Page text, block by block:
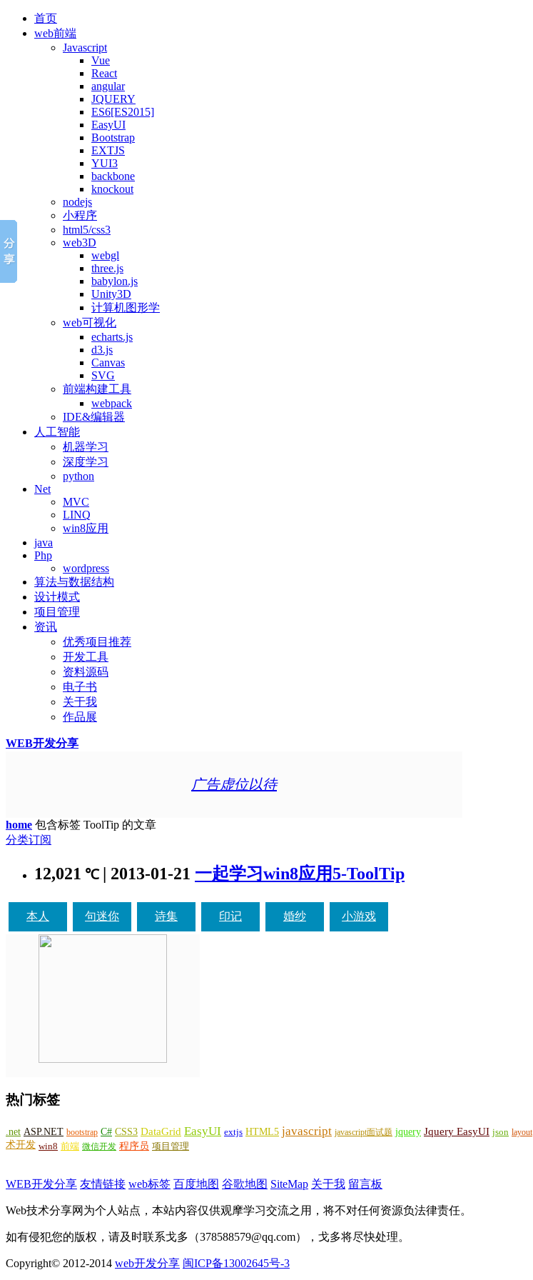
首页
web前端
Javascript
Vue
React
angular
JQUERY
ES6[ES2015]
EasyUI
Bootstrap
EXTJS
YUI3
backbone
knockout
nodejs
小程序
html5/css3
web3D
webgl
three.js
babylon.js
Unity3D
计算机图形学
web可视化
echarts.js
d3.js
Canvas
SVG
前端构建工具
webpack
IDE&编辑器
人工智能
机器学习
深度学习
python
Net
MVC
LINQ
win8应用
java
Php
wordpress
算法与数据结构
设计模式
项目管理
资讯
优秀项目推荐
开发工具
资料源码
电子书
关于我
作品展
WEB开发分享
广告虚位以待
home 包含标签 ToolTip 的文章
分类订阅
12,021 ℃ | 2013-01-21 一起学习win8应用5-ToolTip
本人 句迷你 诗集 印记 婚纱 小游戏
热门标签
.net ASP.NET bootstrap C# CSS3 DataGrid EasyUI extjs HTML5 javascript javascript面试题 jquery Jquery EasyUI json layout
术开发 win8 前端 微信开发 程序员 项目管理
WEB开发分享 友情链接 web标签 百度地图 谷歌地图 SiteMap 关于我 留言板
Web技术分享网为个人站点，本站内容仅供观摩学习交流之用，将不对任何资源负法律责任。
如有侵犯您的版权，请及时联系戈多（378588579@qq.com），戈多将尽快处理。
Copyright© 2012-2014 web开发分享 闽ICP备13002645号-3